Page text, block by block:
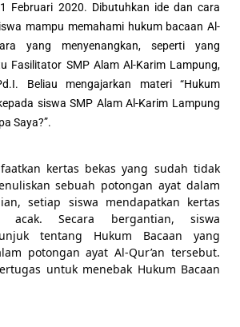
Februari 2020. Dibutuhkan ide dan cara
mampu memahami hukum bacaan Al-
yang menyenangkan, seperti yang
Fasilitator SMP Alam Al-Karim Lampung,
Beliau mengajarkan materi “Hukum
siswa SMP Alam Al-Karim Lampung
Saya?”.
kertas bekas yang sudah tidak
sebuah potongan ayat dalam
setiap siswa mendapatkan kertas
acak. Secara bergantian, siswa
tentang Hukum Bacaan yang
potongan ayat Al-Qur’an tersebut.
untuk menebak Hukum Bacaan